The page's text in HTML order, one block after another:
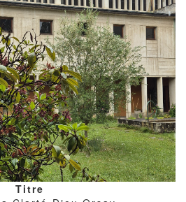
Titre